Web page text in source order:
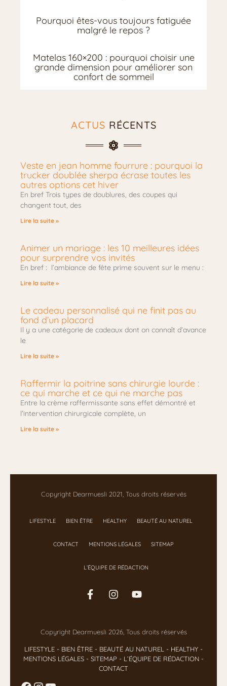
Pourquoi êtes-vous toujours fatiguée
malgré le repos ?
Matelas 160×200 : pourquoi choisir une
grande dimension pour améliorer son
confort de sommeil
ACTUS RÉCENTS
Veste en jean homme fourrure : pourquoi la
trucker doublée sherpa écrase toutes les
autres options cet hiver
En bref Trois types de doublures, des coupes qui
changent tout, des
Lire la suite »
Animer un mariage : les 10 meilleures idées
pour surprendre vos invités
En bref : l’ambiance de fête prime souvent sur le menu :
Lire la suite »
Le cadeau personnalisé qui ne finit pas au
fond d’un placard
Il y a une catégorie de cadeaux dont on connaît d’avance
le
Lire la suite »
Raffermir la poitrine sans chirurgie lourde :
ce qui marche et ce qui ne marche pas
Entre la crème raffermissante sans effet démontré et
l’intervention chirurgicale complète, un
Lire la suite »
Copyright Dearmuesli 2021, Tous droits réservés
LIFESTYLE BIEN ÊTRE HEALTHY BEAUTÉ AU NATUREL
CONTACT MENTIONS LÉGALES SITEMAP
L’ÉQUIPE DE RÉDACTION
Copyright Dearmuesli 2026, Tous droits réservés
LIFESTYLE - BIEN ÊTRE - BEAUTÉ AU NATUREL - HEALTHY -
MENTIONS LÉGALES - SITEMAP - L’ÉQUIPE DE RÉDACTION -
CONTACT